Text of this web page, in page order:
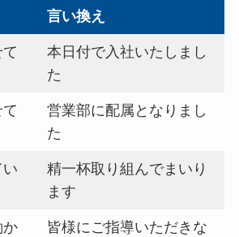
言い換え
本日付で入社いたしまし
た
営業部に配属となりまし
た
精一杯取り組んでまいり
ます
か
皆様にご指導いただきな